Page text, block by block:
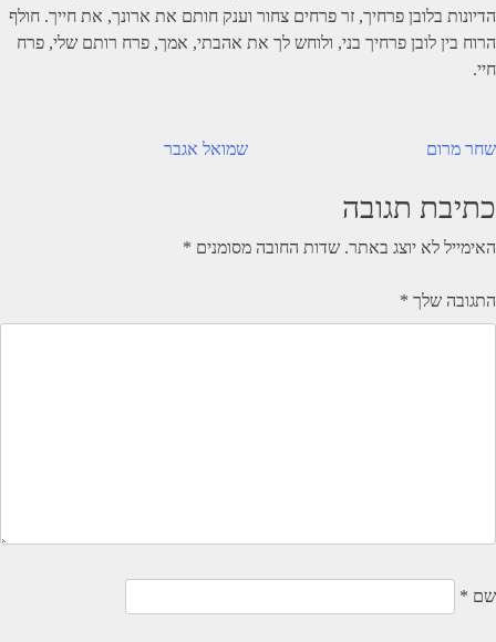
הדיונות בלובן פרחיך, זר פרחים צחור וענק חותם את ארונך, את חייך. חולף
הרוח בין לובן פרחיך בני, ולוחש לך את אהבתי, אמך, פרח רותם שלי, פרח
חיי.
ניווט שמואל אגבר שחר מרום
כתיבת תגובה
האימייל לא יוצג באתר. שדות החובה מסומנים *
התגובה שלך *
שם *